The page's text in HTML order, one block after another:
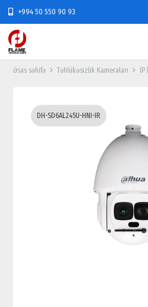
+994 50 550 90 93
Əsas səhifə Təhlükəsizlik Kameraları İP
DH-SD6AL245U-HNI-IR